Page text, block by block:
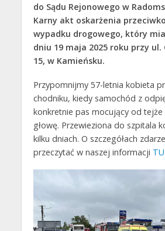
do Sądu Rejonowego w
Karny akt oskarżenia
wypadku drogowego, który
dniu 19 maja 2025 roku przy ul.
15, w Kamieńsku.
Przypomnijmy 57-letnia kobieta
chodniku, kiedy samochód z
konkretnie pas mocujący od tejże
głowę. Przewieziona do szpitala
kilku dniach. O szczegółach
przeczytać w naszej informacji